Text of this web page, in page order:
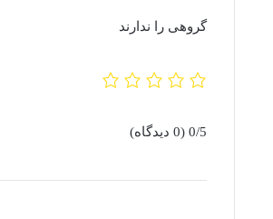
گروهی را ندارند
0/5 (0 دیدگاه)